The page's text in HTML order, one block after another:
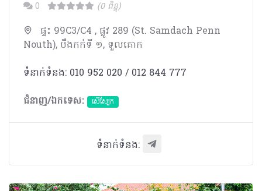
0 (0 ពិន្ទុ)
ផ្ទះ 99C3/C4 , ផ្លូវ 289 (St. Samdach Penn
Nouth), បឹងកក់ទី ១, ទួលគោក
ទំនាក់ទំនង: 010 952 020 / 012 844 777
ជំនាញ/ឯកទេស:
សើស្បែក
ទំនាក់ទំនង: